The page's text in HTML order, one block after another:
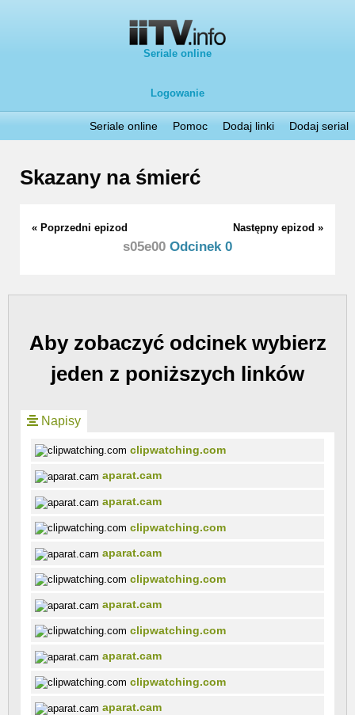
Seriale online
Logowanie
Seriale online Pomoc Dodaj linki Dodaj serial
Skazany na śmierć
« Poprzedni epizod Następny epizod »
s05e00 Odcinek 0
Aby zobaczyć odcinek wybierz
jeden z poniższych linków
Napisy
clipwatching.com
aparat.cam
aparat.cam
clipwatching.com
aparat.cam
clipwatching.com
aparat.cam
clipwatching.com
aparat.cam
clipwatching.com
aparat.cam